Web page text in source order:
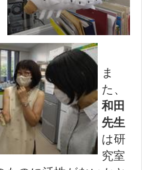
ま
た、
和田
先生
は研
究室